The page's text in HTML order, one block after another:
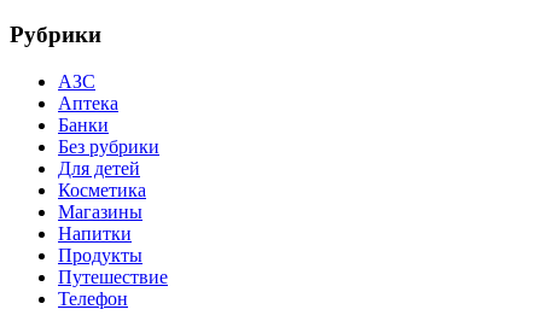
Рубрики
АЗС
Аптека
Банки
Без рубрики
Для детей
Косметика
Магазины
Напитки
Продукты
Путешествие
Телефон